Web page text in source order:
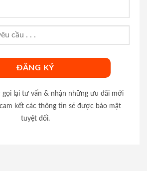
lại tư vấn & nhận những ưu đãi mới
kết các thông tin sẽ được bảo mật
tuyệt đối.